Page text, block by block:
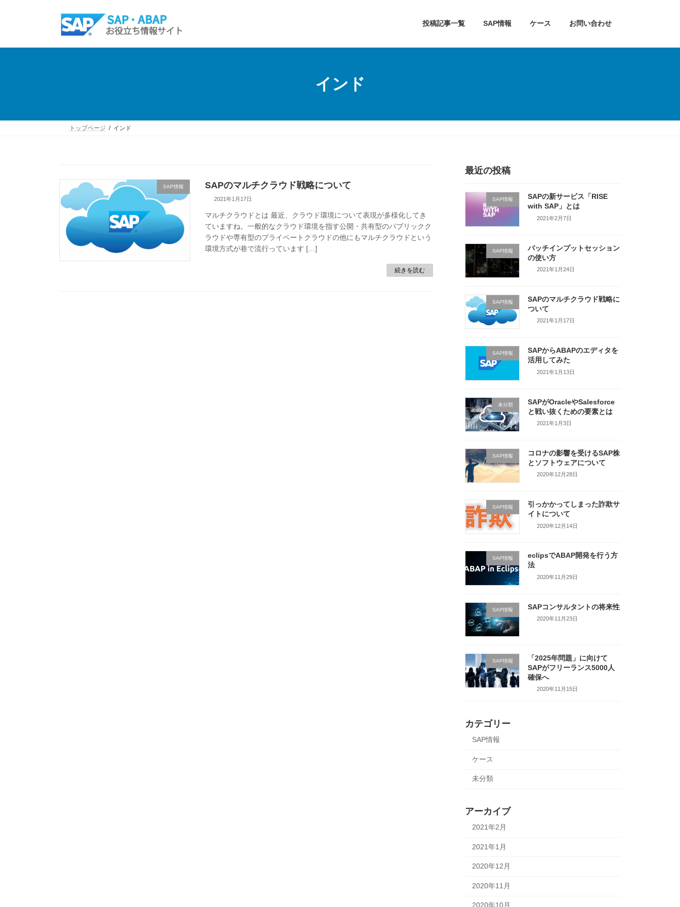
ツ
シ
投稿記事一覧 SAP情報 ケース お問い合わせ
インド
トップページ インド
SAP情報 SAPのマルチクラウド戦略について
2021年1月17日
マルチクラウドとは 最近、クラウド環境について表現が多様化してき
ていますね。一般的なクラウド環境を指す公開・共有型のパブリックク
ラウドや専有型のプライベートクラウドの他にもマルチクラウドという
環境方式が巷で流行っています […]
続きを読む
最近の投稿
SAP情報
SAPの新サービス「RISE
with SAP」とは
2021年2月7日
SAP情報
バッチインプットセッション
の使い方
2021年1月24日
SAP情報
SAPのマルチクラウド戦略に
ついて
2021年1月17日
SAP情報
SAPからABAPのエディタを
活用してみた
2021年1月13日
未分類
SAPがOracleやSalesforce
と戦い抜くための要素とは
2021年1月3日
SAP情報
コロナの影響を受けるSAP株
とソフトウェアについて
2020年12月28日
SAP情報
引っかかってしまった詐欺サ
イトについて
2020年12月14日
SAP情報
eclipsでABAP開発を行う方
法
2020年11月29日
SAP情報 SAPコンサルタントの将来性
2020年11月23日
SAP情報
「2025年問題」に向けて
SAPがフリーランス5000人
確保へ
2020年11月15日
カテゴリー
SAP情報
ケース
未分類
アーカイブ
2021年2月
2021年1月
2020年12月
2020年11月
2020年10月